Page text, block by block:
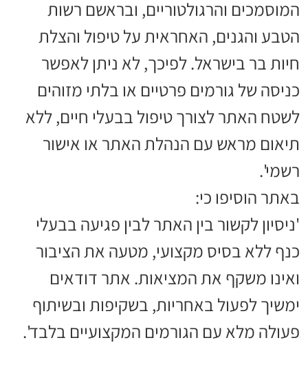
המוסמכים והרגולטוריים, ובראשם רשות
הטבע והגנים, האחראית על טיפול והצלת
חיות בר בישראל. לפיכך, לא ניתן לאפשר
כניסה של גורמים פרטיים או בלתי מזוהים
לשטח האתר לצורך טיפול בבעלי חיים, ללא
תיאום מראש עם הנהלת האתר או אישור
רשמי'.
באתר הוסיפו כי:
'ניסיון לקשור בין האתר לבין פגיעה בבעלי
כנף ללא בסיס מקצועי, מטעה את הציבור
ואינו משקף את המציאות. אתר דודאים
ימשיך לפעול באחריות, בשקיפות ובשיתוף
פעולה מלא עם הגורמים המקצועיים בלבד'.